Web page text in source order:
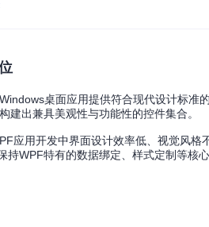
桌面应用提供符合现代设计标准
建出兼具美观性与功能性的控件集合。
应用开发中界面设计效率低、视觉风
WPF特有的数据绑定、样式定制等核心